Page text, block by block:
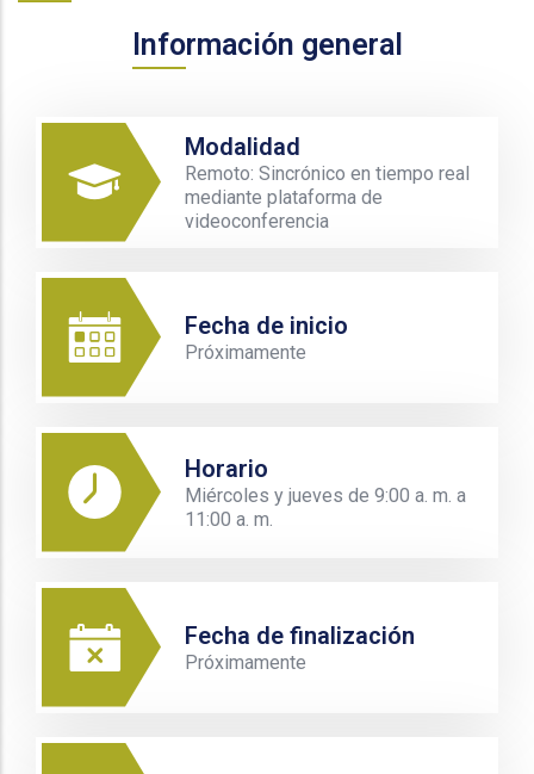
Información general
Modalidad
Remoto: Sincrónico en tiempo real
mediante plataforma de
videoconferencia
Fecha de inicio
Próximamente
Horario
Miércoles y jueves de 9:00 a. m. a
11:00 a. m.
Fecha de finalización
Próximamente